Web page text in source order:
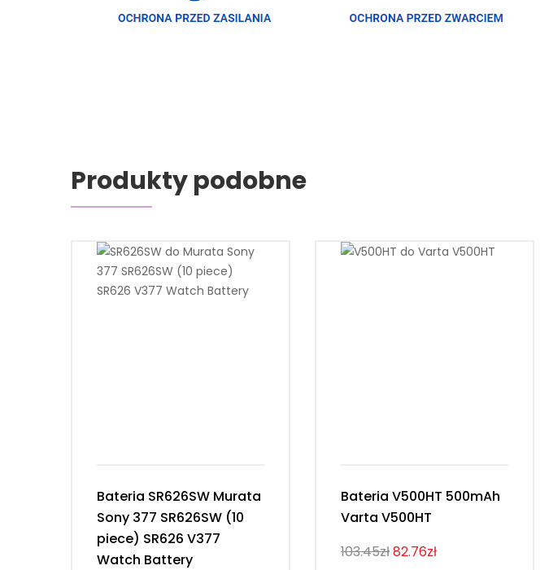
Produkty podobne
Bateria SR626SW Murata
Sony 377 SR626SW (10
piece) SR626 V377
Watch Battery
Bateria V500HT 500mAh
Varta V500HT
103.45zł82.76zł